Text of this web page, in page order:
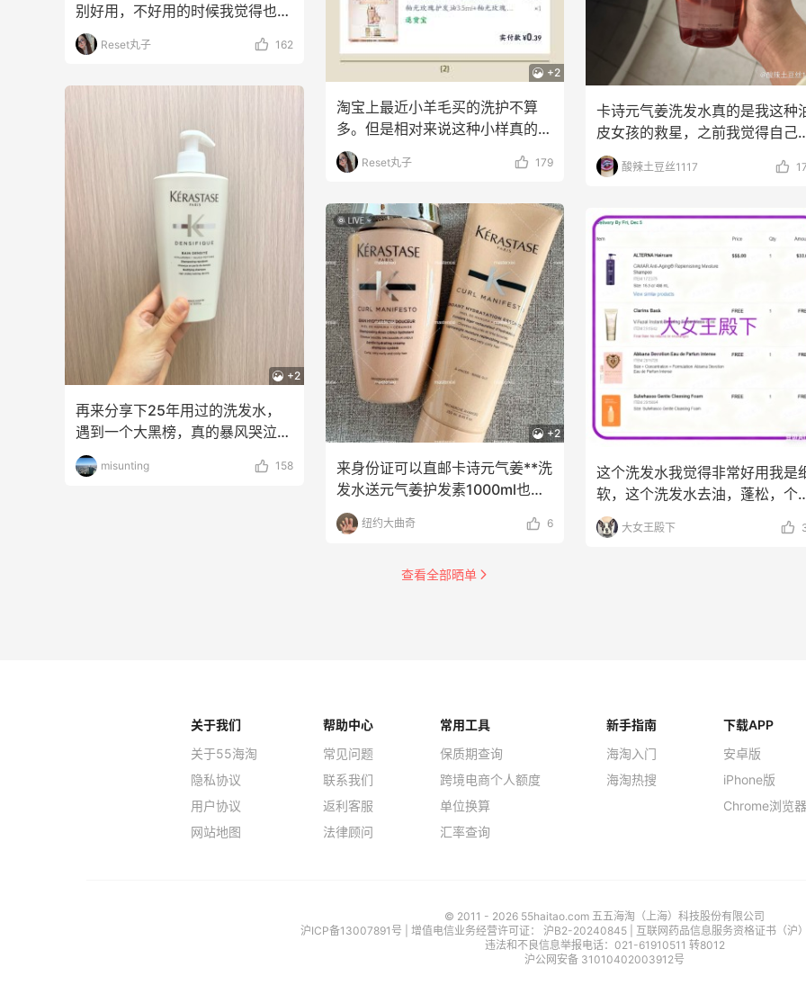
别好用，不好用的时候我觉得也有
很难用的。所以先买个
Reset丸子 162
+2
再来分享下25年用过的洗发水，
遇到一个大黑榜，真的暴风哭泣，
请大家狠狠避雷！馥绿
misunting 158
+2
淘宝上最近小羊毛买的洗护不算
多。但是相对来说这种小样真的很
实用。尤其出门带着特别
Reset丸子 179
+2
来身份证可以直邮卡诗元气姜**洗
发水送元气姜护发素1000ml也有
货
纽约大曲奇 6
卡诗元气姜洗发水真的是我这种
皮女孩的救星，之前我觉得自己
都堵塞了，用这个洗
酸辣土豆丝1117
这个洗发水我觉得非常好用我是
软，这个洗发水去油，蓬松，个
觉得比卡诗好用黑5价
大女王殿下
查看全部晒单
关于我们
关于55海淘
隐私协议
用户协议
网站地图
帮助中心
常见问题
联系我们
返利客服
法律顾问
常用工具
保质期查询
跨境电商个人额度
单位换算
汇率查询
新手指南
海淘入门
海淘热搜
下载APP
安卓版
iPhone版
Chrome浏览
© 2011 - 2026 55haitao.com 五五海淘（上海）科技股份有限公司
沪ICP备13007891号
| 增值电信业务经营许可证： 沪B2-20240845
互联网药品信息服务资格证书（
违法和不良信息举报电话：021-61910511 转8012
沪公网安备 31010402003912号